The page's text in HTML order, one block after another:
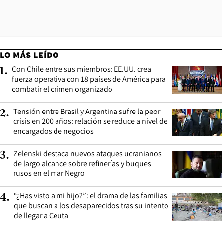
LO MÁS LEÍDO
1. Con Chile entre sus miembros: EE.UU. crea
fuerza operativa con 18 países de América para
combatir el crimen organizado
2. Tensión entre Brasil y Argentina sufre la peor
crisis en 200 años: relación se reduce a nivel de
encargados de negocios
3. Zelenski destaca nuevos ataques ucranianos
de largo alcance sobre refinerías y buques
rusos en el mar Negro
4. “¿Has visto a mi hijo?”: el drama de las familias
que buscan a los desaparecidos tras su intento
de llegar a Ceuta